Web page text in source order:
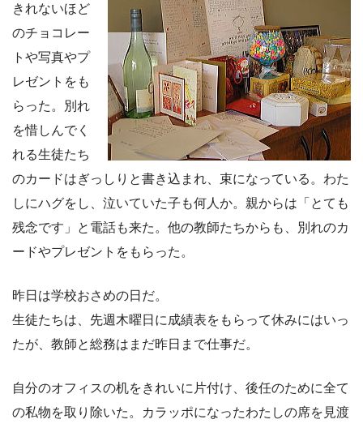
きれないほど
のチョコレー
トや写真やプ
レゼントをも
らった。別れ
を惜しんでく
れる生徒たち
のカードはぎっしりと書き込まれ、束になっている。わた
しにハグをし、泣いていた子も何人か。親からは「とても
残念です」と電話も来た。他の教師たちからも、別れのカ
ードやプレゼントをもらった。
昨日は学校おさめの日だ。
生徒たちは、先週木曜日に成績表をもらって休みにはいっ
たが、教師と総務はまだ昨日まで仕事だ。
自分のオフィスの机をきれいに片付け、後任のために全て
の私物を取り除いた。カラッポになったわたしの席を見渡